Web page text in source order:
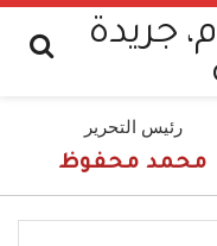
رئيس التحرير
محمد محفوظ